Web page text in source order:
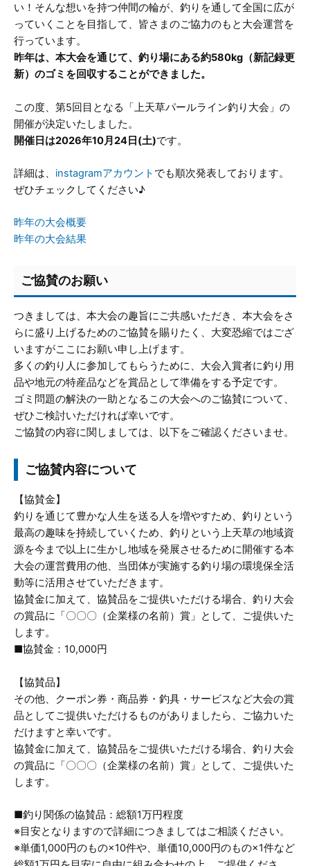
い！そんな想いを持つ仲間の輪が、釣りを通して全国に広が
っていくことを目指して、皆さまのご協力のもと大会運営を
行っています。
昨年は、本大会を通じて、釣り場にある約580kg（新記録更
新）のゴミを回収することができました。
この度、第5回目となる「上天草パールライン釣り大会」の
開催が決定いたしました。
開催日は2026年10月24日(土)です。
詳細は、 instagramアカウント でも順次発表しております。
ぜひチェックしてください♪
昨年の大会概要
昨年の大会結果
ご協賛のお願い
つきましては、本大会の趣旨にご共感いただき、本大会をさ
らに盛り上げるためのご協賛を賜りたく、大変恐縮ではござ
いますがここにお願い申し上げます。
多くの釣り人に参加してもらうために、大会入賞者に釣り用
品や地元の特産品などを賞品として準備をする予定です。
ゴミ問題の解決の一助となるこの大会へのご協賛について、
ぜひご検討いただければ幸いです。
ご協賛の内容に関しましては、以下をご確認くださいませ。
ご協賛内容について
【協賛金】
釣りを通じて豊かな人生を送る人を増やすため、釣りという
最高の趣味を持続していくため、釣りという上天草の地域資
源を今まで以上に生かし地域を発展させるために開催する本
大会の運営費用の他、当団体が実施する釣り場の環境保全活
動等に活用させていただきます。
協賛金に加えて、協賛品をご提供いただける場合、釣り大会
の賞品に「〇〇〇（企業様の名前）賞」として、ご提供いた
します。
■協賛金：10,000円
【協賛品】
その他、クーポン券・商品券・釣具・サービスなど大会の賞
品としてご提供いただけるものがありましたら、ご協力いた
だけますと幸いです。
協賛金に加えて、協賛品をご提供いただける場合、釣り大会
の賞品に「〇〇〇（企業様の名前）賞」として、ご提供いた
します。
■釣り関係の協賛品：総額1万円程度
※目安となりますので詳細につきましてはご相談ください。
※単価1,000円のもの×10件や、単価10,000円のもの×1件など